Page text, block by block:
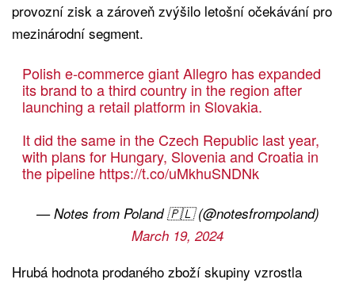
provozní zisk a zároveň zvýšilo letošní očekávání pro
mezinárodní segment.
Polish e-commerce giant Allegro has expanded
its brand to a third country in the region after
launching a retail platform in Slovakia.
It did the same in the Czech Republic last year,
with plans for Hungary, Slovenia and Croatia in
the pipeline https://t.co/uMkhuSNDNk
— Notes from Poland 🇵🇱 (@notesfrompoland)
March 19, 2024
Hrubá hodnota prodaného zboží skupiny vzrostla